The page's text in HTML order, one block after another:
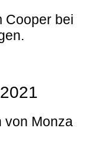
Cooper bei
von Monza